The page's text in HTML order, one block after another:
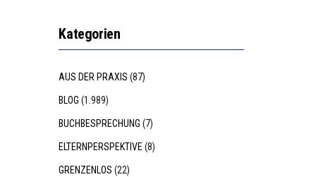
Kategorien
AUS DER PRAXIS (87)
BLOG (1.989)
BUCHBESPRECHUNG (7)
ELTERNPERSPEKTIVE(8)
GRENZENLOS (22)